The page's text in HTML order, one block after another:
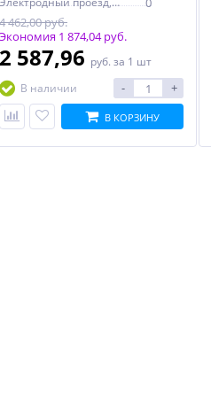
4 462,00 руб.
Экономия 1 874,04 руб.
2 587,96 руб. за 1 шт
В наличии
- +
В КОРЗИНУ